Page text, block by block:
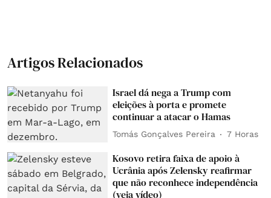
Artigos Relacionados
Israel dá nega a Trump com
eleições à porta e promete
continuar a atacar o Hamas
Tomás Gonçalves Pereira 7 Horas
Kosovo retira faixa de apoio à
Ucrânia após Zelensky reafirmar
que não reconhece independência
(veja vídeo)